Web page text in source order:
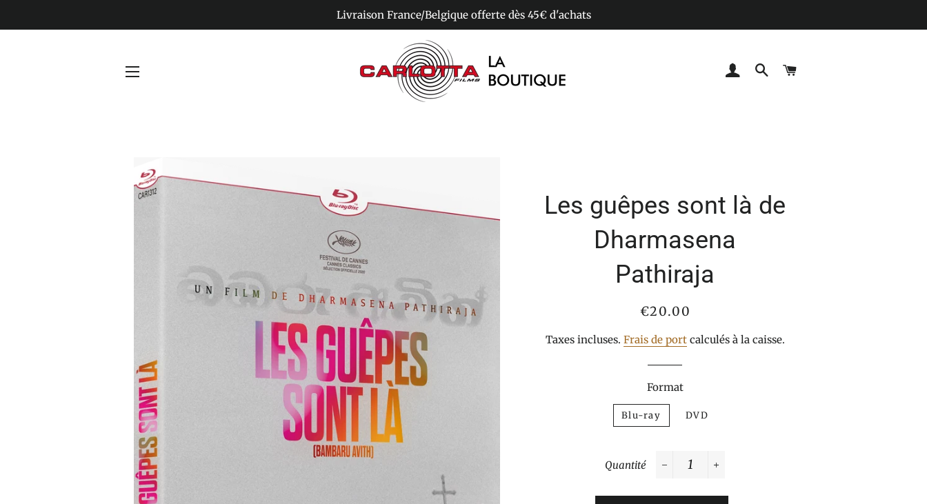
Livraison France/Belgique offerte dès 45€ d'achats
Se connecter
Rechercher
Les guêpes sont là de
Dharmasena
Pathiraja
Prix
Prix
€20.00
Taxes incluses. Frais de portcalculés à la caisse.
Format
Blu-ray DVD
Quantité